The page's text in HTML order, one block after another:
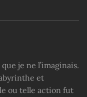
je ne l’imaginais.
et
ou telle action fut